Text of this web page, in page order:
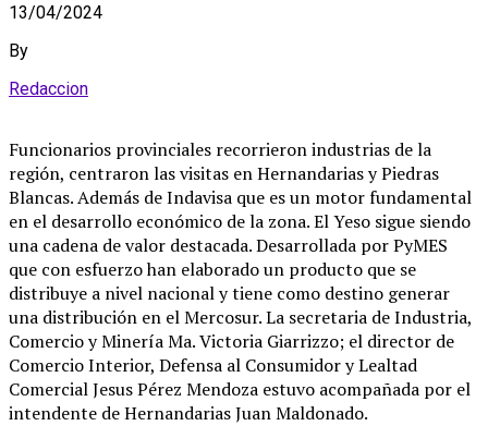
13/04/2024
By
Redaccion
Funcionarios provinciales recorrieron industrias de la
región, centraron las visitas en Hernandarias y Piedras
Blancas. Además de Indavisa que es un motor fundamental
en el desarrollo económico de la zona. El Yeso sigue siendo
una cadena de valor destacada. Desarrollada por PyMES
que con esfuerzo han elaborado un producto que se
distribuye a nivel nacional y tiene como destino generar
una distribución en el Mercosur. La secretaria de Industria,
Comercio y Minería Ma. Victoria Giarrizzo; el director de
Comercio Interior, Defensa al Consumidor y Lealtad
Comercial Jesus Pérez Mendoza estuvo acompañada por el
intendente de Hernandarias Juan Maldonado.